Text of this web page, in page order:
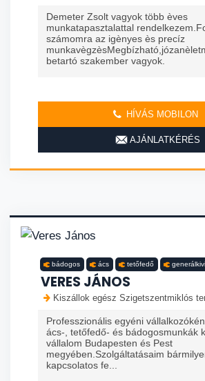
Demeter Zsolt vagyok több èves
munkatapasztalattal
számomra az igènyes ès precíz
betartó szakember vagyok.
HÍVÁS MOBILON
AJÁNLATKÉRÉS
bádogos ács tetőfedő
VERES JÁNOS
Kiszállok egész Szigetszentmiklós
Professzionális egyéni
ács-, tetőfedő- és bádogosmunkák
vállalom Budapesten és Pest
megyében.Szolgáltatásaim
kapcsolatos fe...